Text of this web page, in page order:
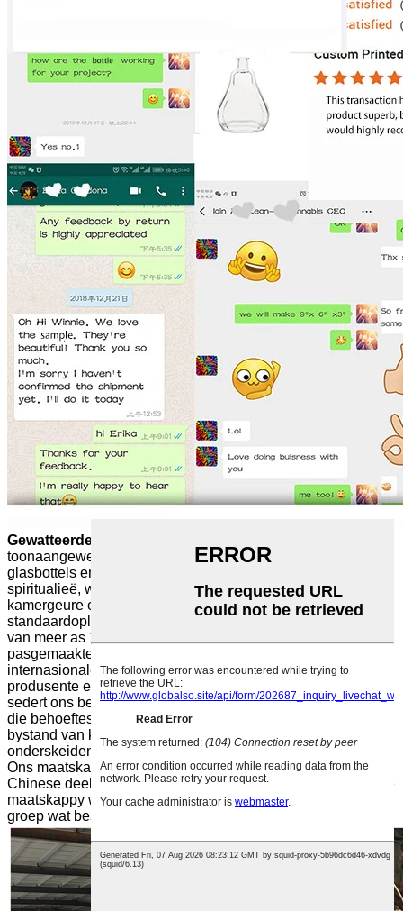
Gewatteerde Glasverpakking
toonaangewende verskaffer van hoë-end spesiale
glasbottels en -flesse vir 'n wye verskeidenheid markte:
spiritualieë, wyn, spumante, bier, gourmet, voedselprodukte,
kamergeure en farmaseutiese produkte. Benewens
standaardoplossings, spog Quilted Glass met 'n portefeulje
van meer as 1 000 pasgemaakte ontwerpartikels. Hierdie
pasgemaakte benadering word moontlik gemaak deur 'n
internasionale ontwerpspan, 'n netwerk van topgehalte-
produsente en die kliëntgesentreerde ingesteldheid wat ons
sedert ons begin gehad het. Ons doelwit: om proaktief aan
die behoeftes van elke kliënt te voldoen, deur volledige
bystand van konsep tot produksie te bied, om
onderskeidende, onvergeetlike verpakking te skep.
Ons maatskappy, wat in 2004 in China gestig is, is vandag 'n
Chinese deel van QLT Packaging, 'n Chinese multinasionale
maatskappy wat anders is as enige ander wêreldwyd, 'n
groep wat bestaan ​​uit van die sektor se topmaatskappye.